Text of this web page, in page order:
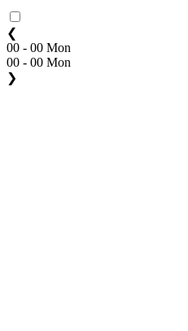
❮
00 - 00 Mon
00 - 00 Mon
❯